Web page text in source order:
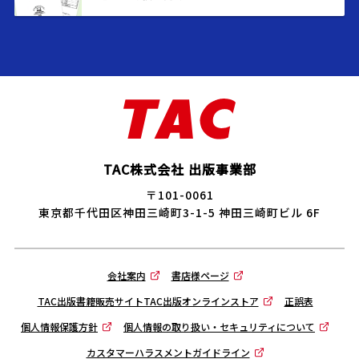
TAC株式会社 出版事業部
〒101-0061
東京都千代田区神田三崎町3-1-5 神田三崎町ビル 6F
会社案内
書店様ページ
TAC出版書籍販売サイトTAC出版オンラインストア
正誤表
個人情報保護方針
個人情報の取り扱い・セキュリティについて
カスタマーハラスメントガイドライン